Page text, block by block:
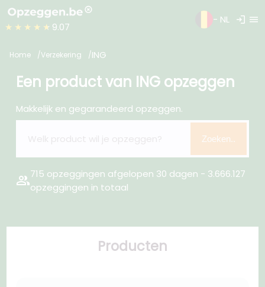
★★★★★ 9.07
- NL login menu
Home Verzekering ING
Een product van ING opzeggen
Makkelijk en gegarandeerd opzeggen.
Zoeken..
group715 opzeggingen afgelopen 30 dagen - 3.666.127
opzeggingen in totaal
Producten